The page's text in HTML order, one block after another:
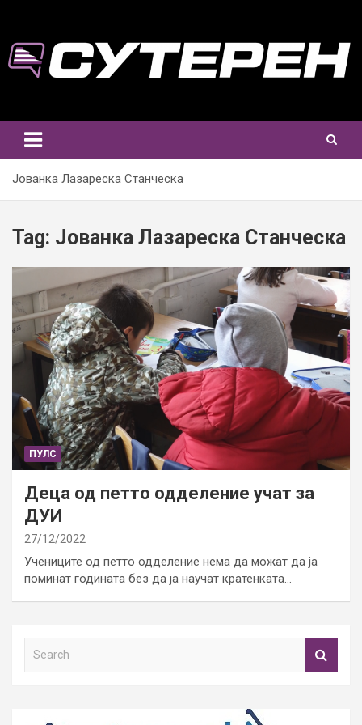
content
Јованка Лазареска Станческа
Tag: Јованка Лазареска Станческа
ПУЛС
Деца од петто одделение учат за
ДУИ
27/12/2022
Учениците од петто одделение нема да можат да ја
поминат годината без да ја научат кратенката…